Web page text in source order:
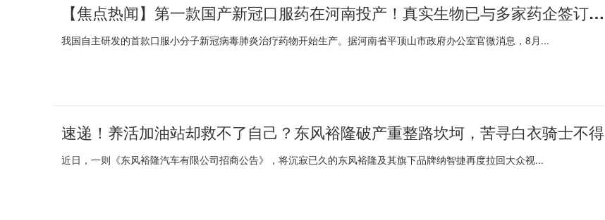
【焦点热闻】第一款国产新冠口服药在河南投产！真实生物已与多家药企签订委托生产协议
我国自主研发的首款口服小分子新冠病毒肺炎治疗药物开始生产。据河南省平顶山市政府办公室官微消息，8月...
速递！养活加油站却救不了自己？东风裕隆破产重整路坎坷，苦寻白衣骑士不得
近日，一则《东风裕隆汽车有限公司招商公告》，将沉寂已久的东风裕隆及其旗下品牌纳智捷再度拉回大众视...